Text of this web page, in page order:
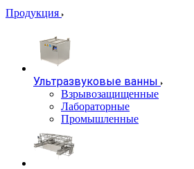
Продукция
Ультразвуковые ванны
Взрывозащищенные
Лабораторные
Промышленные